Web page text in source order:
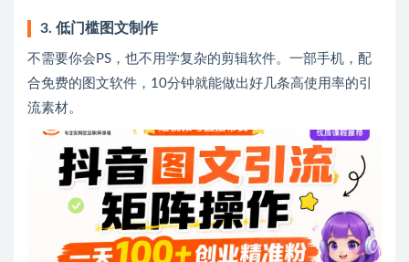
3. 低门槛图文制作
不需要你会PS，也不用学复杂的剪辑软件。一部手机，配
合免费的图文软件，10分钟就能做出好几条高使用率的引
流素材。